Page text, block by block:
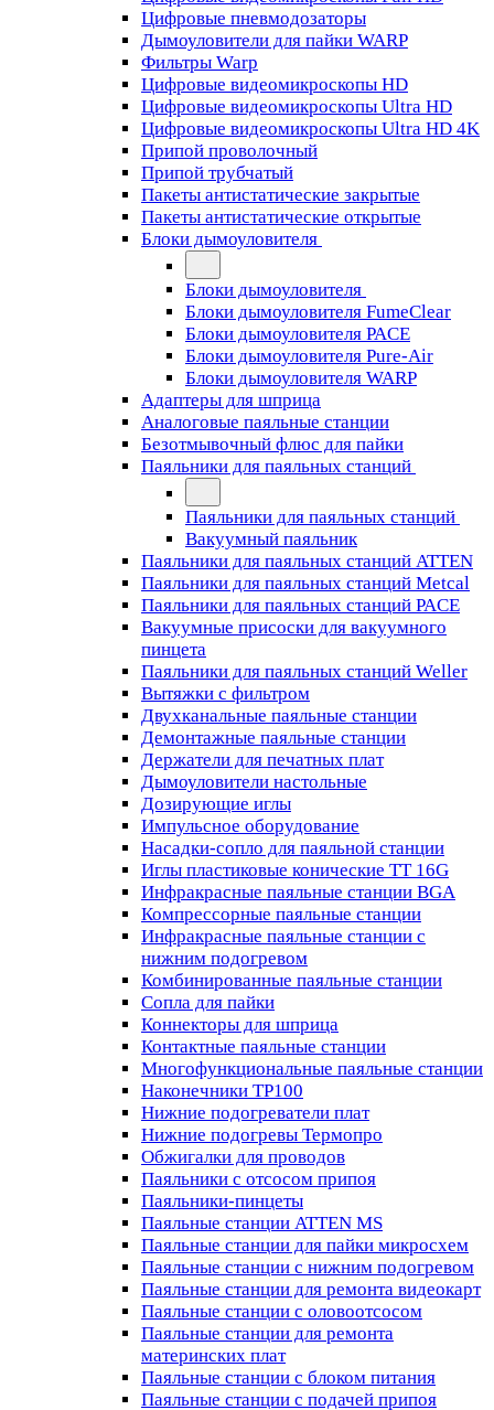
Цифровые пневмодозаторы
Дымоуловители для пайки WARP
Фильтры Warp
Цифровые видеомикроскопы HD
Цифровые видеомикроскопы Ultra HD
Цифровые видеомикроскопы Ultra HD 4K
Припой проволочный
Припой трубчатый
Пакеты антистатические закрытые
Пакеты антистатические открытые
Блоки дымоуловителя
Блоки дымоуловителя
Блоки дымоуловителя FumeClear
Блоки дымоуловителя PACE
Блоки дымоуловителя Pure-Air
Блоки дымоуловителя WARP
Адаптеры для шприца
Аналоговые паяльные станции
Безотмывочный флюс для пайки
Паяльники для паяльных станций
Паяльники для паяльных станций
Вакуумный паяльник
Паяльники для паяльных станций ATTEN
Паяльники для паяльных станций Metcal
Паяльники для паяльных станций PACE
Вакуумные присоски для вакуумного
пинцета
Паяльники для паяльных станций Weller
Вытяжки с фильтром
Двухканальные паяльные станции
Демонтажные паяльные станции
Держатели для печатных плат
Дымоуловители настольные
Дозирующие иглы
Импульсное оборудование
Насадки-сопло для паяльной станции
Иглы пластиковые конические TT 16G
Инфракрасные паяльные станции BGA
Компрессорные паяльные станции
Инфракрасные паяльные станции с
нижним подогревом
Комбинированные паяльные станции
Сопла для пайки
Коннекторы для шприца
Контактные паяльные станции
Многофункциональные паяльные станции
Наконечники TP100
Нижние подогреватели плат
Нижние подогревы Термопро
Обжигалки для проводов
Паяльники с отсосом припоя
Паяльники-пинцеты
Паяльные станции ATTEN MS
Паяльные станции для пайки микросхем
Паяльные станции с нижним подогревом
Паяльные станции для ремонта видеокарт
Паяльные станции с оловоотсосом
Паяльные станции для ремонта
материнских плат
Паяльные станции с блоком питания
Паяльные станции с подачей припоя